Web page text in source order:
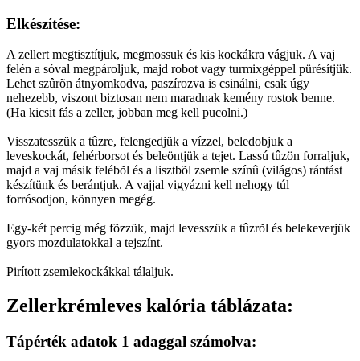
Elkészítése:
A zellert megtisztítjuk, megmossuk és kis kockákra vágjuk. A vaj
felén a sóval megpároljuk, majd robot vagy turmixgéppel pürésítjük.
Lehet szûrõn átnyomkodva, paszírozva is csinálni, csak úgy
nehezebb, viszont biztosan nem maradnak kemény rostok benne.
(Ha kicsit fás a zeller, jobban meg kell pucolni.)
Visszatesszük a tûzre, felengedjük a vízzel, beledobjuk a
leveskockát, fehérborsot és beleöntjük a tejet. Lassú tûzön forraljuk,
majd a vaj másik felébõl és a lisztbõl zsemle színû (világos) rántást
készítünk és berántjuk. A vajjal vigyázni kell nehogy túl
forrósodjon, könnyen megég.
Egy-két percig még fõzzük, majd levesszük a tûzrõl és belekeverjük
gyors mozdulatokkal a tejszínt.
Pirított zsemlekockákkal tálaljuk.
Zellerkrémleves kalória táblázata:
Tápérték adatok 1 adaggal számolva: